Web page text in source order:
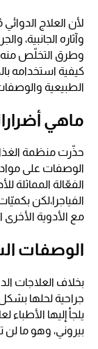
لأن العلاج
وآثاره الجانبية،
وطرق التخلّص
كيفية استخدامه
الطبيعية
ماهي
حذّرت منظمة
الوصفات على
الفعّالة المماثلة
الفياجرا،لكن
مع الأدوية الأخرى
الوصفات
بخلاف العلاجات
جراحية لحلها
يلجأ إليها الأطباء
بيروني، وهو ما لن